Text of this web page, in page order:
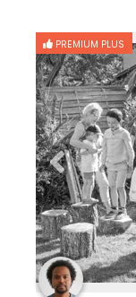
PREMIUM PLUS